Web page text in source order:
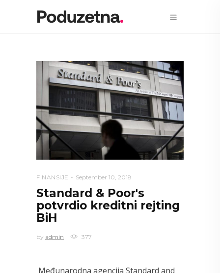
FINANSIJE September 10, 2018
Standard & Poor's
potvrdio kreditni rejting
BiH
by admin 377
Međunarodna agencija Standard and